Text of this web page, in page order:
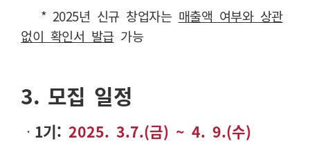
* 2025년 신규 창업자는 매출액 여부와 상관
없이 확인서 발급가능
3. 모집 일정
ㆍ 1기: 2025. 3.7.(금) ~ 4. 9.(수)